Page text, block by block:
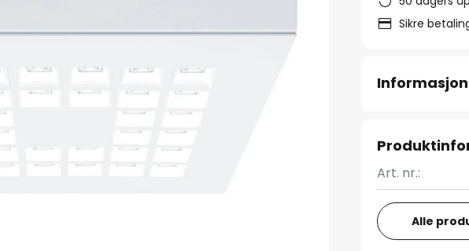
Sikre
Art. nr.:
Alle